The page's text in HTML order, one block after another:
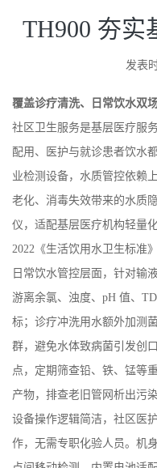
TH900 夯实
发表
覆盖诊疗清洗、日常饮水双
社区卫生服务是基层医疗服
配用、医护与就诊患者饮水
业检测设备，水质管控依赖
老化、消毒失效带来的水质
仪，适配基层医疗机构轻量
2022《生活饮用水卫生标准》
日常饮水管控层面，针对输
游离余氯、浊度、pH 值、
标；诊疗冲洗用水额外加测
群，避免水体致病菌引发创
点，定期筛查铅、铁、锰等
产物，排查老旧管网析出污
设备操作逻辑简洁，社区医
作，无需专职化验人员。机